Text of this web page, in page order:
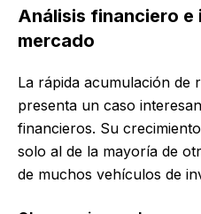
Análisis financiero e
mercado
La rápida acumulación de
presenta un caso
financieros. Su
solo al de la mayoría de
de muchos vehículos de